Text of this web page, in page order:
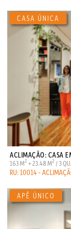
ACLIMAÇÃO: CASA
163 M2 + 23.48 M2 / 3
RU: 10014 -